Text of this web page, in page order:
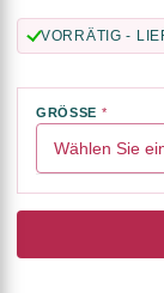
VORRÄTIG -
GRÖSSE